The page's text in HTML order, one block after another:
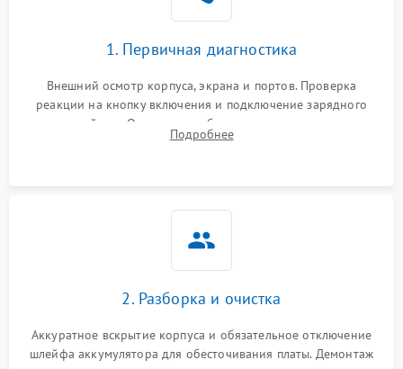
1. Первичная диагностика
Внешний осмотр корпуса, экрана и портов. Проверка
реакции на кнопку включения и подключение зарядного
устройства. Оценка потребления тока с помощью
лабораторного блока питания для локализации проблемы.
Подробнее
2. Разборка и очистка
Аккуратное вскрытие корпуса и обязательное отключение
шлейфа аккумулятора для обесточивания платы. Демонтаж